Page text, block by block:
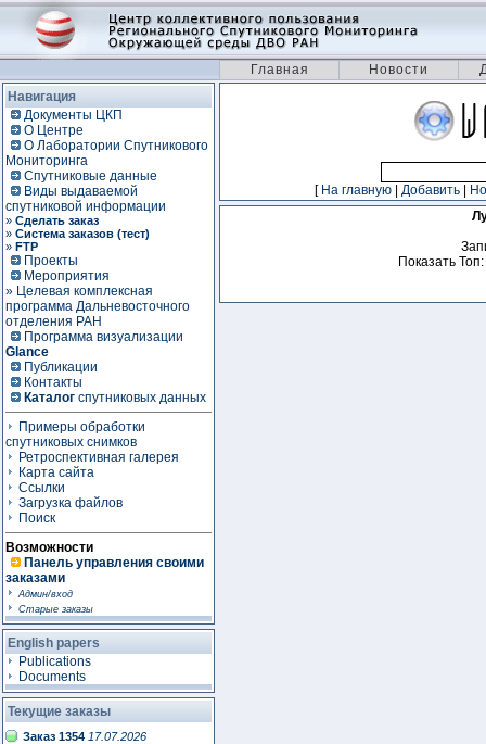
Главная Новости
Навигация
Документы ЦКП
О Центре
О Лаборатории Спутникового
Мониторинга
Спутниковые данные
Виды выдаваемой
спутниковой информации
» Сделать заказ
» Система заказов (тест)
» FTP
Проекты
Мероприятия
» Целевая комплексная
программа Дальневосточного
отделения РАН
Программа визуализации
Glance
Публикации
Контакты
Каталог спутниковых данных
Примеры обработки
спутниковых снимков
Ретроспективная галерея
Карта сайта
Ссылки
Загрузка файлов
Поиск
Возможности
Панель управления своими
заказами
Админ/вход
Старые заказы
English papers
Publications
Documents
Текущие заказы
Заказ 1354 17.07.2026
[ На главную Добавить
Показать